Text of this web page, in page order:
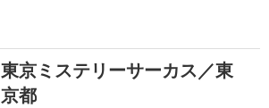
東京ミステリーサーカス／東
京都